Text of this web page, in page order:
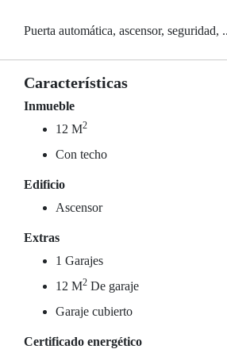
Puerta automática, ascensor, seguridad,
Características
Inmueble
12 M2
Con techo
Edificio
Ascensor
Extras
1 Garajes
12 M2 De garaje
Garaje cubierto
Certificado energético